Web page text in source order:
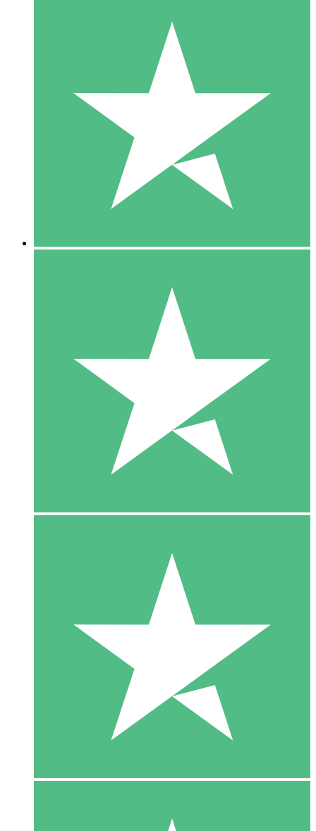
Pacotes de Créditos Individuais
Pague conforme o uso com créditos de download. Sem
1000
10 Downloads
20 00